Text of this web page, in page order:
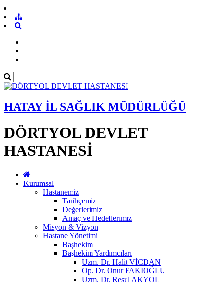
HATAY İL SAĞLIK MÜDÜRLÜĞÜ
DÖRTYOL DEVLET
HASTANESİ
Kurumsal
Hastanemiz
Tarihçemiz
Değerlerimiz
Amaç ve Hedeflerimiz
Misyon & Vizyon
Hastane Yönetimi
Başhekim
Başhekim Yardımcıları
Uzm. Dr. Halit VİCDAN
Op. Dr. Onur FAKIOĞLU
Uzm. Dr. Resul AKYOL